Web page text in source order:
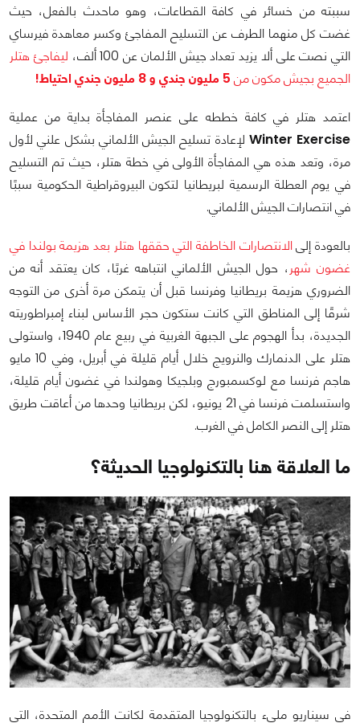
سببته من خسائر في كافة القطاعات، وهو ماحدث بالفعل، حيث
غضت كل منهما الطرف عن التسليح المفاجئ وكسر معاهدة فيرساي
التي نصت على ألا يزيد تعداد جيش الألمان عن 100 ألف،
ليفاجئ هتلر
الجميع بجيش مكون من 5 مليون جندي و 8 مليون جندي احتياط!
اعتمد هتلر في كافة خططه على عنصر المفاجأة بداية من عملية
Winter Exercise لإعادة تسليح الجيش الألماني بشكل علني لأول
مرة، وتعد هذه هي المفاجأة الأولى في خطة هتلر، حيث تم التسليح
في يوم العطلة الرسمية لبريطانيا لتكون البيروقراطية الحكومية سببًا
في انتصارات الجيش الألماني.
بالعودة إلىالانتصارات الخاطفة التي حققها هتلر بعد هزيمة بولندا في
غضون شهر ، حول الجيش الألماني انتباهه غربًا، كان يعتقد أنه من
الضروري هزيمة بريطانيا وفرنسا قبل أن يتمكن مرة أخرى من التوجه
شرقًا إلى المناطق التي كانت ستكون حجر الأساس لبناء إمبراطوريته
الجديدة، بدأ الهجوم على الجبهة الغربية في ربيع عام 1940، واستولى
هتلر على الدنمارك والنرويج خلال أيام قليلة في أبريل، وفي 10 مايو
هاجم فرنسا مع لوكسمبورج وبلجيكا وهولندا في غضون أيام قليلة،
واستسلمت فرنسا في 21 يونيو، لكن بريطانيا وحدها من أعاقت طريق
هتلر إلى النصر الكامل في الغرب.
ما العلاقة هنا بالتكنولوجيا الحديثة؟
في سيناريو مليء بالتكنولوجيا المتقدمة لكانت الأمم المتحدة، التي